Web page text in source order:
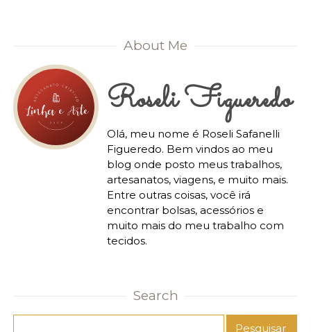
About Me
Roseli Figueredo
Olá, meu nome é Roseli Safanelli
Figueredo. Bem vindos ao meu
blog onde posto meus trabalhos,
artesanatos, viagens, e muito mais.
Entre outras coisas, você irá
encontrar bolsas, acessórios e
muito mais do meu trabalho com
tecidos.
Search